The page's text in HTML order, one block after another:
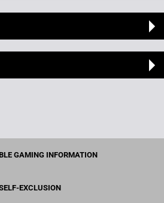
GAMING INFORMATION
EXCLUSION